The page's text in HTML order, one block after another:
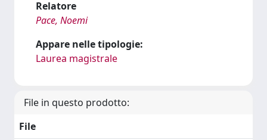
Relatore
Pace, Noemi
Appare nelle tipologie:
Laurea magistrale
File in questo prodotto:
File